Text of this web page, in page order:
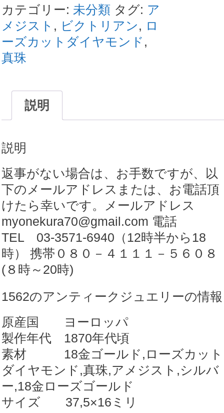
テ
ィ
ー
ク
ュ
リ
ビ
ク
ト
リ
ア
ン
真
珠
メ
ジ
ス
ト
ロ
ー
カ
カテゴリー: 未分類 タグ: ア
メジスト , ビクトリアン, ロ
ーズカットダイヤモンド ,
真珠
説明
説明
返事がない場合は、お手数ですが、以
下のメールアドレスまたは、お電話頂
けたら幸いです。メールアドレス
myonekura70@gmail.com 電話
TEL 03-3571-6940（12時半から18
時） 携帯０８０－４１１１－５６０８
(８時～20時)
1562のアンティークジュエリーの情報
原産国 ヨーロッパ
製作年代 1870年代頃
素材 18金ゴールド,ローズカット
ダイヤモンド,真珠,アメジスト,シルバ
ー,18金ローズゴールド
サイズ 37,5×16ミリ